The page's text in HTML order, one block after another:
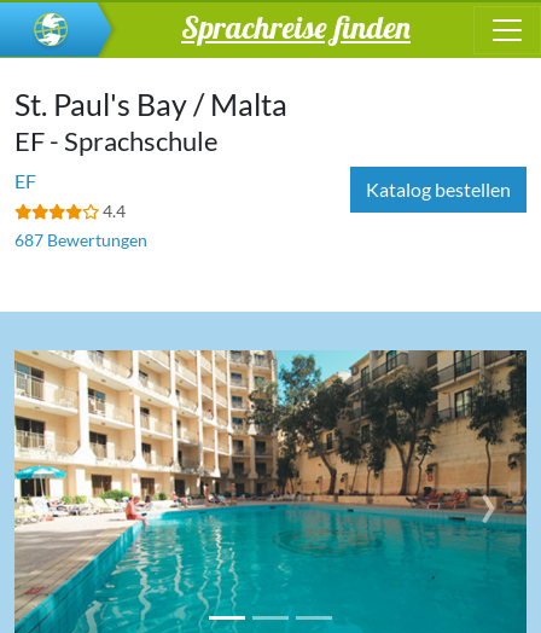
Sprachreise finden
St. Paul's Bay / Malta
EF - Sprachschule
EF
4.4
687 Bewertungen
Katalog bestellen
‹ ›